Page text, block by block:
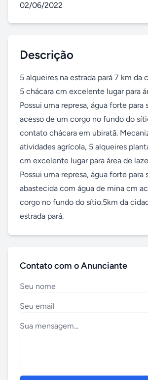
02/06/2022
Descrição
5 alqueires na estrada pará 7 km da
5 chácara cm excelente lugar para
Possui uma represa, água forte para
acesso de um corgo no fundo do
contato chácara em ubiratã.
atividades agrícola, 5 alqueires
cm excelente lugar para área de
Possui uma represa, água forte para
abastecida com água de mina cm
corgo no fundo do sítio.5km da
estrada pará.
Contato com o Anunciante